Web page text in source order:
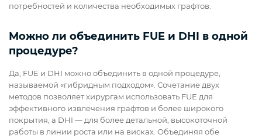
потребностей и количества необходимых графтов.
Можно ли объединить FUE и DHI в одной
процедуре?
Да, FUE и DHI можно объединить в одной процедуре,
называемой «гибридным подходом». Сочетание двух
методов позволяет хирургам использовать FUE для
эффективного извлечения графтов и более широкого
покрытия, а DHI — для более детальной, высокоточной
работы в линии роста или на висках. Объединяя обе